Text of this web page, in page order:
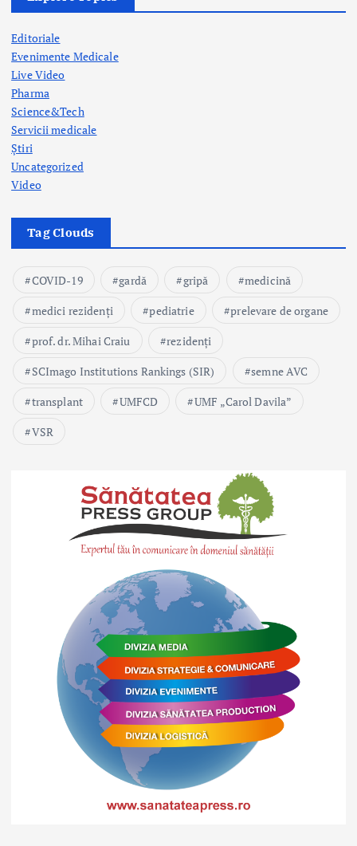
Editoriale
Evenimente Medicale
Live Video
Pharma
Science&Tech
Servicii medicale
Știri
Uncategorized
Video
Tag Clouds
COVID-19 gardă gripă
medicină
medici rezidenți
pediatrie
prelevare de organe
prof. dr. Mihai Craiu
rezidenți
SCImago Institutions Rankings (SIR)
semne AVC
transplant
UMFCD
UMF „Carol Davila”
VSR